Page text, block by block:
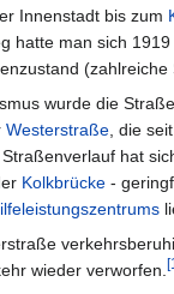
Innenstadt bis zum
hatte man sich 1919
wurde die
Westerstraße , die
hat
Kolkbrücke -
wieder verworfen. [